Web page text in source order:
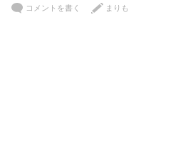
コメントを書く まりも